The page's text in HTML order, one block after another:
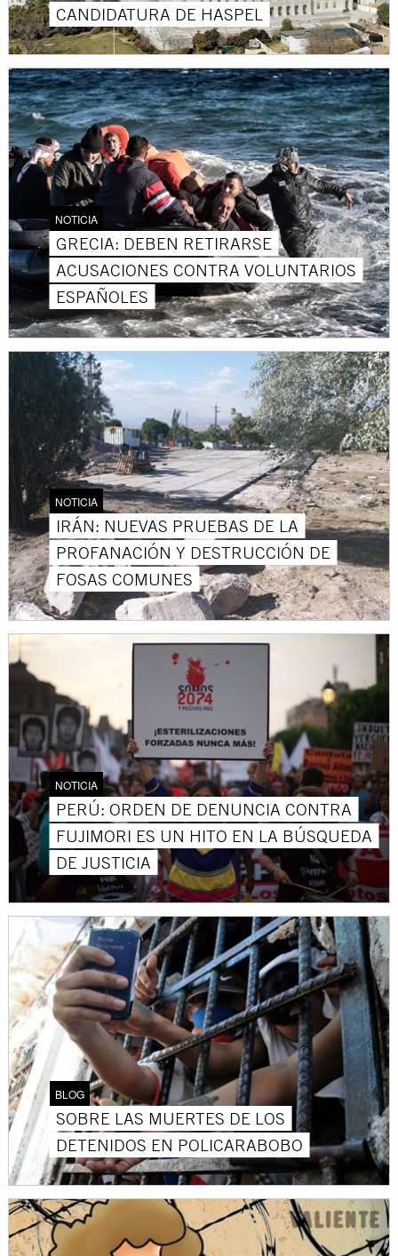
CANDIDATURA DE HASPEL
NOTICIA
GRECIA: DEBEN RETIRARSE
ACUSACIONES CONTRA VOLUNTARIOS
ESPAÑOLES
NOTICIA
IRÁN: NUEVAS PRUEBAS DE LA
PROFANACIÓN Y DESTRUCCIÓN DE
FOSAS COMUNES
NOTICIA
PERÚ: ORDEN DE DENUNCIA CONTRA
FUJIMORI ES UN HITO EN LA BÚSQUEDA
DE JUSTICIA
BLOG
SOBRE LAS MUERTES DE LOS
DETENIDOS EN POLICARABOBO